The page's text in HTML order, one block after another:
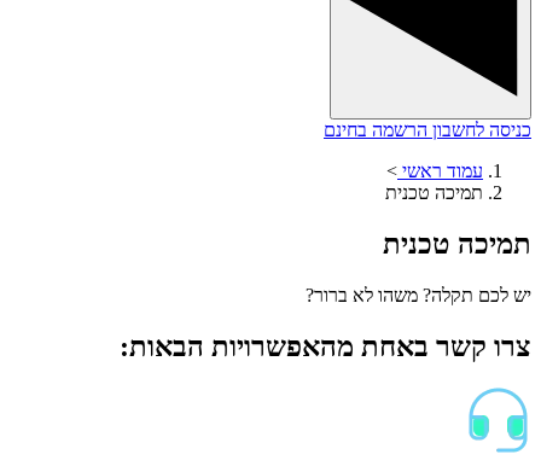
כניסה לחשבון הרשמה בחינם
עמוד ראשי >
תמיכה טכנית
תמיכה טכנית
יש לכם תקלה? משהו לא ברור?
צרו קשר באחת מהאפשרויות הבאות: